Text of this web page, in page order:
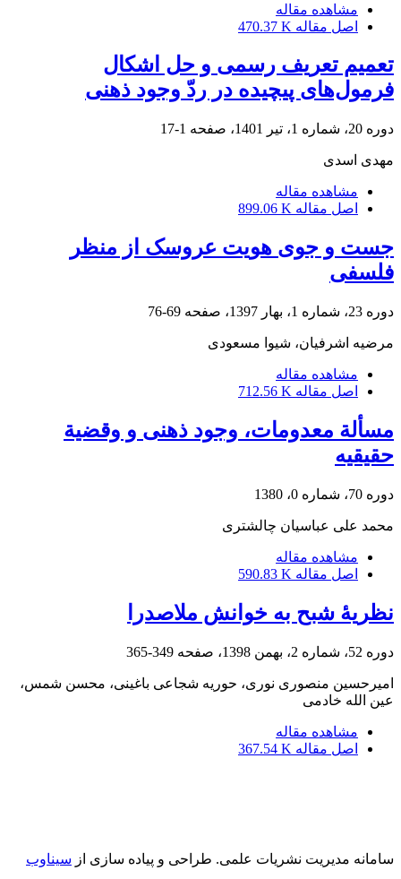
مشاهده مقاله
اصل مقاله 470.37 K
تعمیم تعریف رسمی و حل اشکال
فرمول‌های پیچیده‌ در ردّ وجود ذهنی
دوره 20، شماره 1، تیر 1401، صفحه 1-17
مهدی اسدی
مشاهده مقاله
اصل مقاله 899.06 K
جست و جوی هویت عروسک از منظر
فلسفی
دوره 23، شماره 1، بهار 1397، صفحه 69-76
مرضیه اشرفیان، شیوا مسعودی
مشاهده مقاله
اصل مقاله 712.56 K
مسألة معدومات، وجود ذهنی و وقضیة
حقیقیه
دوره 70، شماره 0، 1380
محمد علی عباسیان چالشتری
مشاهده مقاله
اصل مقاله 590.83 K
نظریۀ شبح به خوانش ملاصدرا
دوره 52، شماره 2، بهمن 1398، صفحه 349-365
امیرحسین منصوری نوری، حوریه شجاعی باغینی، محسن شمس،
عین الله خادمی
مشاهده مقاله
اصل مقاله 367.54 K
سامانه مدیریت نشریات علمی. طراحی و پیاده سازی از سیناوب